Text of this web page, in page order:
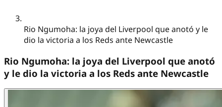
Rio Ngumoha: la joya del Liverpool que anotó y le
dio la victoria a los Reds ante Newcastle
Rio Ngumoha: la joya del Liverpool que anotó
y le dio la victoria a los Reds ante Newcastle